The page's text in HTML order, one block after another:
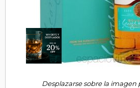
Desplazarse sobre la imagen